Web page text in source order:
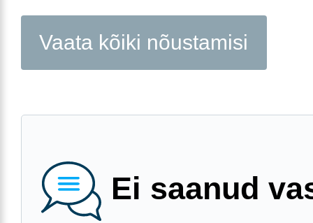
Vaata kõiki nõustamisi
Ei saanud